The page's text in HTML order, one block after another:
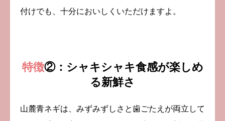
付けでも、十分においしくいただけますよ。
特徴②：シャキシャキ食感が楽しめ
る新鮮さ
山麓青ネギは、みずみずしさと歯ごたえが両立して